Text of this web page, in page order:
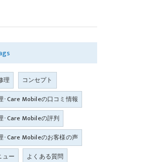
理
コンセプト
･Care Mobileの口コミ情報
･Care Mobileの評判
･Care Mobileのお客様の声
ュー
よくある質問